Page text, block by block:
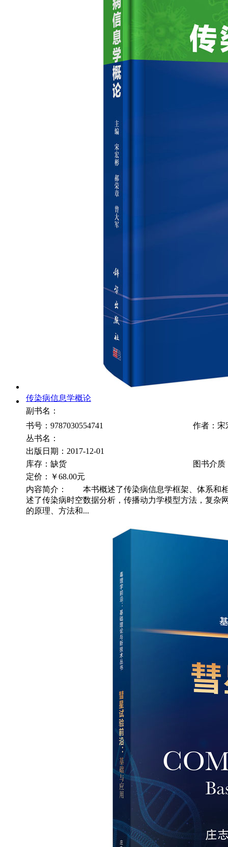
传染病信息学概论
副书名：
书号：9787030554741
作者：宋
丛书名：
出版日期：2017-12-01
库存：缺货
图书介质
定价：
￥68.00元
内容简介： 本书概述了传染病信息学框架、体系和
述了传染病时空数据分析，传播动力学模型方法，复杂
的原理、方法和...